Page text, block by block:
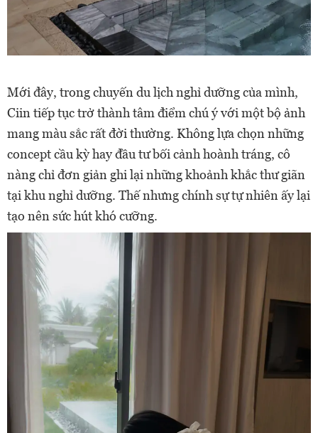
Mới đây, trong chuyến du lịch nghỉ dưỡng của mình,
Ciin tiếp tục trở thành tâm điểm chú ý với một bộ ảnh
mang màu sắc rất đời thường. Không lựa chọn những
concept cầu kỳ hay đầu tư bối cảnh hoành tráng, cô
nàng chỉ đơn giản ghi lại những khoảnh khắc thư giãn
tại khu nghỉ dưỡng. Thế nhưng chính sự tự nhiên ấy lại
tạo nên sức hút khó cưỡng.